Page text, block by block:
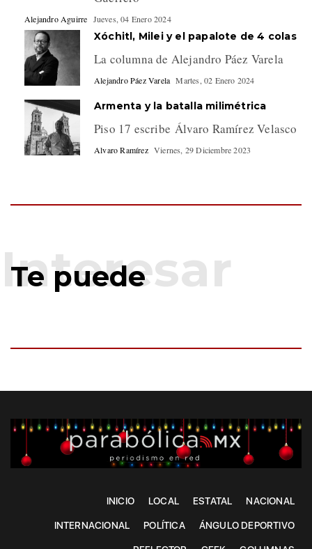
Alejandro Aguirre Jueves, 04 Enero 2024
Xóchitl, Milei y el papalote de 4 colas
La columna de Alejandro Páez Varela
Alejandro Páez Varela Martes, 02 Enero 2024
Armenta y la batalla milimétrica
Piso 17 escribe Álvaro Ramírez Velasco
Alvaro Ramírez Viernes, 29 Diciembre 2023
Te puede
INICIO LOCAL ESTATAL NACIONAL
INTERNACIONAL POLÍTICA ÁNGULO DEPORTIVO